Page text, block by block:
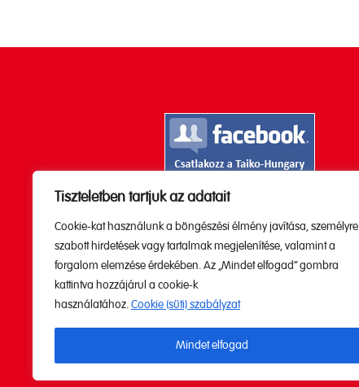
Tiszteletben tartjuk az adatait
Cookie-kat használunk a böngészési élmény javítása, személyre
szabott hirdetések vagy tartalmak megjelenítése, valamint a
forgalom elemzése érdekében. Az „Mindet elfogad” gombra
kattintva hozzájárul a cookie-k
használatához. Cookie (süti) szabályzat
Mindet elfogad

Kövesd a Youtube
csatornánkat!